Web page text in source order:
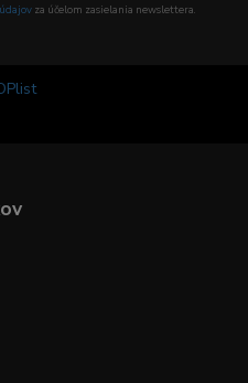
za účelom zasielania newslettera.